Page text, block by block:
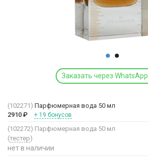
Заказать через WhatsApp
(102271) Парфюмерная вода 50 мл
2910 ₽ + 19 бонусов
(102272) Парфюмерная вода 50 мл
(тестер)
нет в наличии